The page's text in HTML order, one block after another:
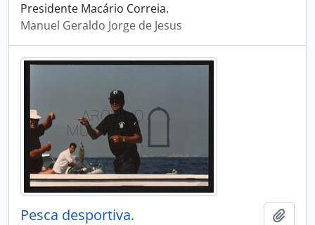
Presidente Macário Correia.
Manuel Geraldo Jorge de Jesus
Pesca desportiva.